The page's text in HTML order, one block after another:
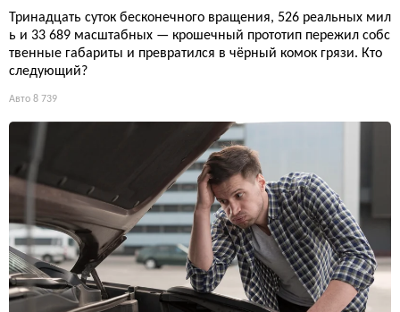
Тринадцать суток бесконечного вращения, 526 реальных мил
ь и 33 689 масштабных — крошечный прототип пережил собс
твенные габариты и превратился в чёрный комок грязи. Кто
следующий?
Авто 8 739